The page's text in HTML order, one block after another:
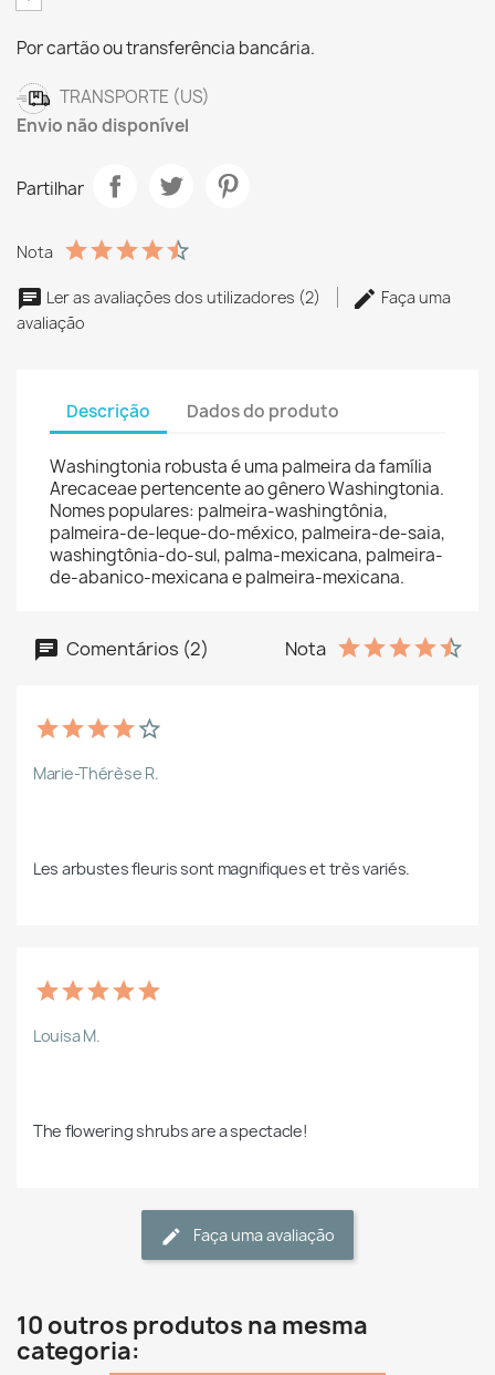
Por cartão ou transferência bancária.
TRANSPORTE (US)
Envio não disponível
Partilhar
Nota
Ler as avaliações dos utilizadores (2)
Faça uma
avaliação
Descrição Dados do produto
Washingtonia robusta é uma palmeira da família
Arecaceae pertencente ao gênero Washingtonia.
Nomes populares: palmeira-washingtônia,
palmeira-de-leque-do-méxico, palmeira-de-saia,
washingtônia-do-sul, palma-mexicana, palmeira-
de-abanico-mexicana e palmeira-mexicana.
Comentários (2) Nota
Marie-Thérèse R.
Les arbustes fleuris sont magnifiques et très variés.
Louisa M.
The flowering shrubs are a spectacle!
Faça uma avaliação
10 outros produtos na mesma
categoria: